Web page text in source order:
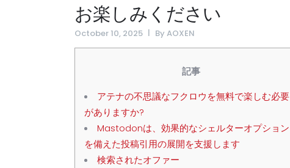
お楽しみください
October 10, 2025 By AOXEN
記事
アテナの不思議なフクロウを無料で楽しむ必要
がありますか?
Mastodonは、効果的なシェルターオプション
を備えた投稿引用の展開を支援します
検索されたオファー